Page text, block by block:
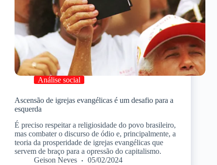
Análise social
Ascensão de igrejas evangélicas é um desafio para a
esquerda
É preciso respeitar a religiosidade do povo brasileiro,
mas combater o discurso de ódio e, principalmente, a
teoria da prosperidade de igrejas evangélicas que
servem de braço para a opressão do capitalismo.
Geison Neves
05/02/2024